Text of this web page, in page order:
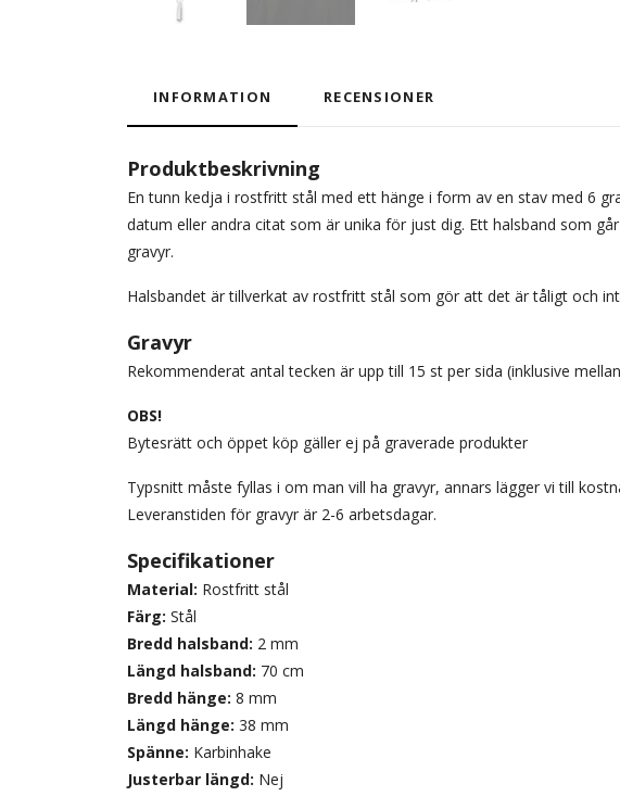
INFORMATION RECENSIONER
Produktbeskrivning
En tunn kedja i rostfritt stål med ett hänge i form av en stav med 6
datum eller andra citat som är unika för just dig. Ett halsband som
gravyr.
Halsbandet är tillverkat av rostfritt stål som gör att det är tåligt och
Gravyr
Rekommenderat antal tecken är upp till 15 st per sida (inklusive
OBS!
Bytesrätt och öppet köp gäller ej på graverade produkter
Typsnitt måste fyllas i om man vill ha gravyr, annars lägger vi till
Leveranstiden för gravyr är 2-6 arbetsdagar.
Specifikationer
Material: Rostfritt stål
Färg: Stål
Bredd halsband: 2 mm
Längd halsband: 70 cm
Bredd hänge: 8 mm
Längd hänge: 38 mm
Spänne: Karbinhake
Justerbar längd: Nej